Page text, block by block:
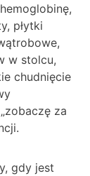
płytki
w stolcu,
chudnięcie
za
gdy jest